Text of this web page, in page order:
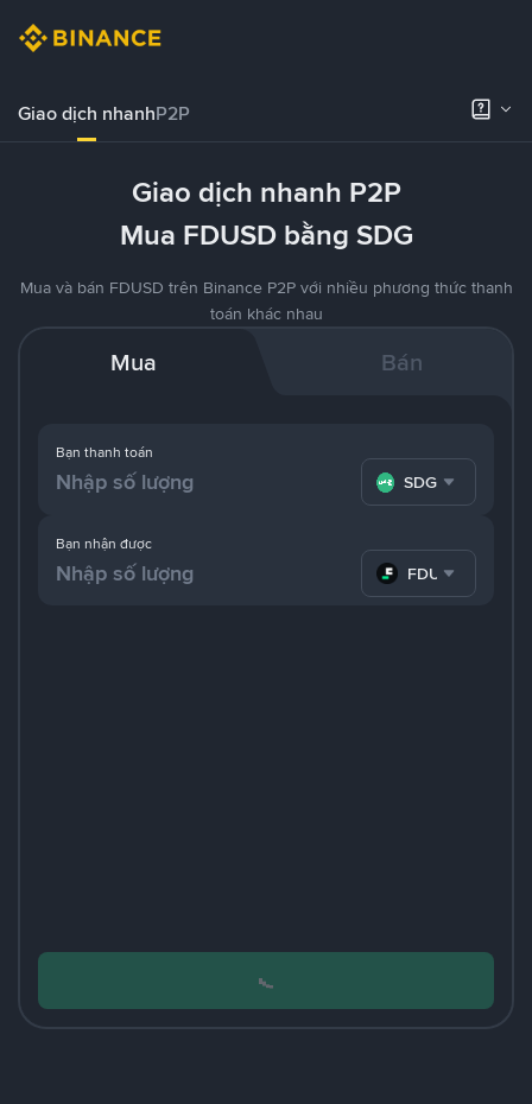
Giao dịch nhanhP2P
Giao dịch nhanh P2P
Mua FDUSD bằng SDG
Mua và bán FDUSD trên Binance P2P với nhiều phương thức thanh
toán khác nhau
Mua Bán
Bạn thanh toán
SDG
Bạn nhận được
FDUSD